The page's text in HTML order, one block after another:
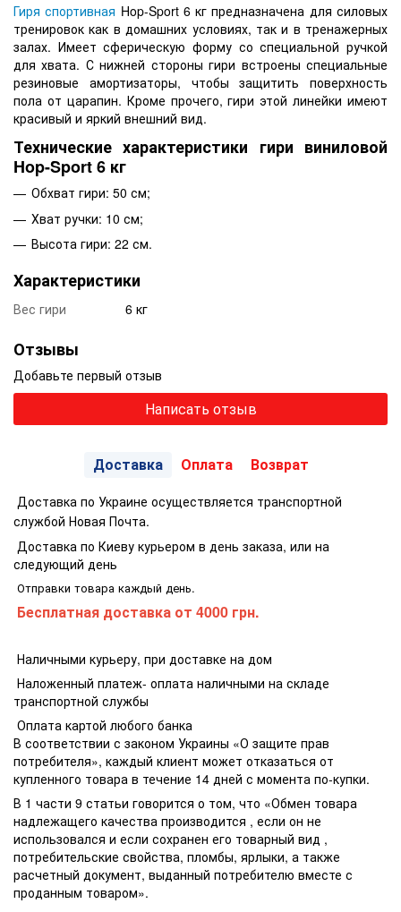
Гиря спортивная Hop-Sport 6 кг предназначена для силовых
тренировок как в домашних условиях, так и в тренажерных
залах. Имеет сферическую форму со специальной ручкой
для хвата. С нижней стороны гири встроены специальные
резиновые амортизаторы, чтобы защитить поверхность
пола от царапин. Кроме прочего, гири этой линейки имеют
красивый и яркий внешний вид.
Технические характеристики гири виниловой
Hop-Sport 6 кг
Обхват гири: 50 см;
Хват ручки: 10 см;
Высота гири: 22 см.
Характеристики
Вес гири 6 кг
Отзывы
Добавьте первый отзыв
Написать отзыв
Доставка Оплата Возврат
Доставка по Украине осуществляется транспортной
службой Новая Почта.
Доставка по Киеву курьером в день заказа, или на
следующий день
Отправки товара каждый день.
Бесплатная доставка от 4000 грн.
Наличными курьеру, при доставке на дом
Наложенный платеж- оплата наличными на складе
транспортной службы
Оплата картой любого банка
В соответствии с законом Украины «О защите прав
потребителя», каждый клиент может отказаться от
купленного товара в течение 14 дней с момента по-купки.
В 1 части 9 статьи говорится о том, что «Обмен товара
надлежащего качества производится , если он не
использовался и если сохранен его товарный вид ,
потребительские свойства, пломбы, ярлыки, а также
расчетный документ, выданный потребителю вместе с
проданным товаром».